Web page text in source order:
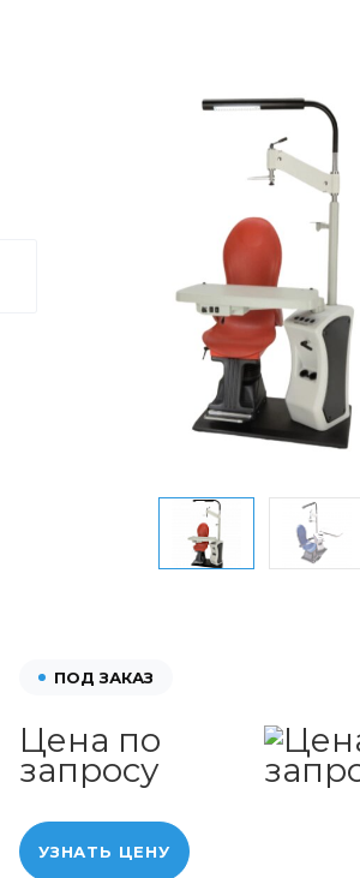
ПОД ЗАКАЗ
Цена по
запросу
УЗНАТЬ ЦЕНУ